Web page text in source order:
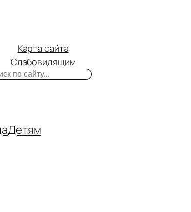
Карта сайта
Слабовидящим
Детям